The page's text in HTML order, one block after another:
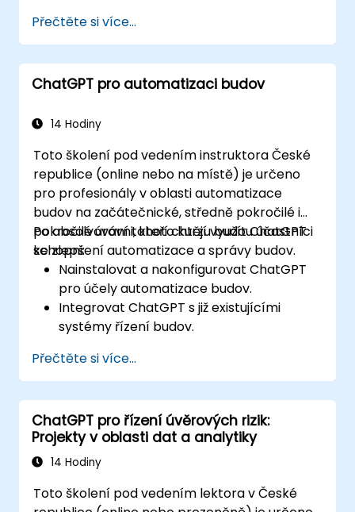
Přečtěte si více...
ChatGPT pro automatizaci budov
14 Hodiny
Toto školení pod vedením instruktora České
republice (online nebo na místě) je určeno
pro profesionály v oblasti automatizace
budov na začátečnické, středně pokročilé i
pokročilé úrovni, kteří chtějí využít ChatGPT
ke zlepšení automatizace a správy budov.
Po absolvování tohoto kurzu budou účastníci
schopni:
Nainstalovat a nakonfigurovat ChatGPT
pro účely automatizace budov.
Integrovat ChatGPT s již existujícími
systémy řízení budov.
vytápění, ventilace a požární bezpečnosti
pomocí ChatGPT.
Vypracovávat a implementovat vlastní
automatizační skripty.
Sledovat a spravovat systémy budov s
využitím analýz založených na umělé
Přečtěte si více...
ChatGPT pro řízení úvěrových rizik:
Projekty v oblasti dat a analytiky
14 Hodiny
Toto školení pod vedením lektora v České